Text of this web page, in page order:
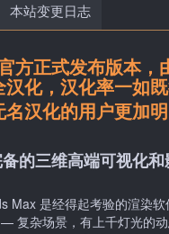
本站变更日志
方正式发布版本，
汉化，汉化率一如
汉化的用户更加
的三维高端可视化
Max 是经得起考验的渲染
复杂场景，有上千灯光的